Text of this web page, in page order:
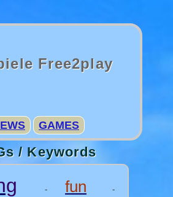
Free2play
GAMES
/ Keywords
- fun -